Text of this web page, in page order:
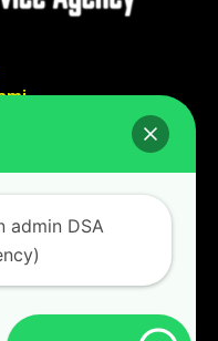
Jatinegara,
48671259
admin DSA